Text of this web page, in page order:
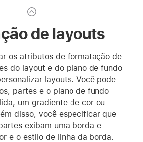
de layouts
os atributos de formatação de
do layout e do plano de fundo
layouts. Você pode
partes e o plano de fundo
um gradiente de cor ou
disso, você especificar que
exibam uma borda e
e o estilo de linha da borda.